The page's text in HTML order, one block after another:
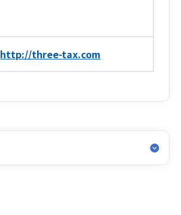
http://three-tax.com